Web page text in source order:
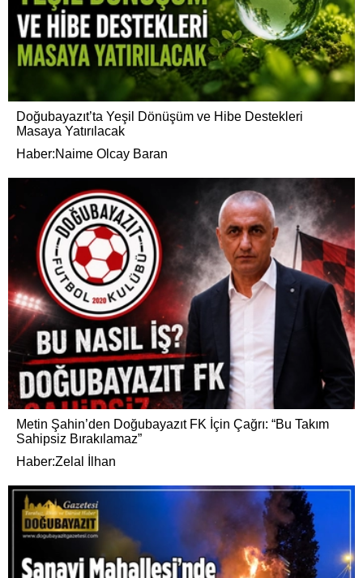
Doğubayazıt’ta Yeşil Dönüşüm ve Hibe Destekleri
Masaya Yatırılacak
Haber:Naime Olcay Baran
Metin Şahin’den Doğubayazıt FK İçin Çağrı: “Bu Takım
Sahipsiz Bırakılamaz”
Haber:Zelal İlhan